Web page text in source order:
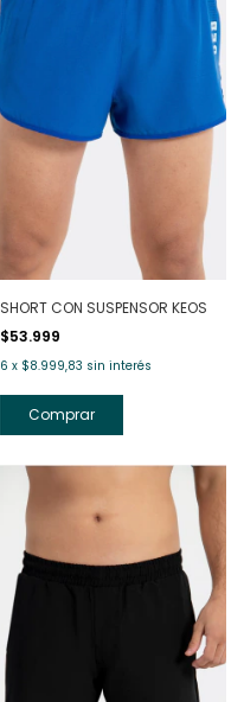
SHORT CON SUSPENSOR KEOS
$53.999
6 x $8.999,83 sin interés
Comprar